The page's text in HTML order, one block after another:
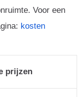
Voor een
kosten
prijzen